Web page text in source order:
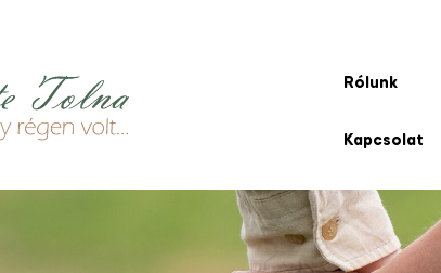
Rólunk
Kapcsolat